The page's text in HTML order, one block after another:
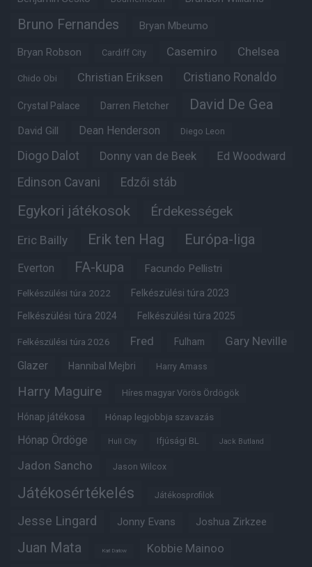
Bruno Fernandes Bryan Mbeumo
Bryan Robson Cardiff City Casemiro Chelsea
Chido Obi Christian Eriksen Cristiano Ronaldo
Crystal Palace Darren Fletcher David De Gea
David Gill Dean Henderson Diego Leon
Diogo Dalot Donny van de Beek Ed Woodward
Edinson Cavani Edzői stáb
Egykori játékosok Érdekességek
Eric Bailly Erik ten Hag Európa-liga
Everton FA-kupa Facundo Pellistri
Felkészülési túra 2022 Felkészülési túra 2023
Felkészülési túra 2024 Felkészülési túra 2025
Felkészülési túra 2026 Fred Fulham Gary Neville
Glazer Hannibal Mejbri Harry Amass
Harry Maguire Híres magyar Vörös Ördögök
Hónap játékosa Hónap legjobbja szavazás
Hónap Ördöge Hull City Ifjúsági BL Jack Butland
Jadon Sancho Jason Wilcox
Játékosértékelés Játékosprofilok
Jesse Lingard Jonny Evans Joshua Zirkzee
Juan Mata Karl Darlow Kobbie Mainoo